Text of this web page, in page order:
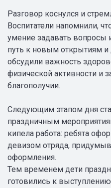
Разговор коснулся и
Воспитатели напомнили,
умение задавать вопросы
путь к новым открытиям
обсудили важность
физической активности и
благополучии.
Следующим этапом дня
праздничным
кипела работа: ребята
девизом отряда,
оформления.
Тем временем дети
готовились к